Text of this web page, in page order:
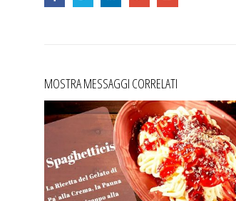
MOSTRA MESSAGGI CORRELATI